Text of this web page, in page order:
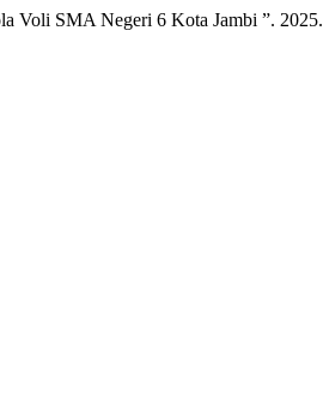
Voli SMA Negeri 6 Kota Jambi ”. 2025.